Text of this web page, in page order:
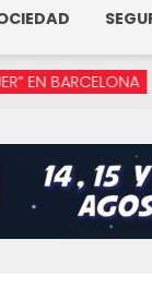
UN MILLÓN AL